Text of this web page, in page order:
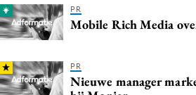
PR
Mobile Rich Media
PR
Nieuwe manager